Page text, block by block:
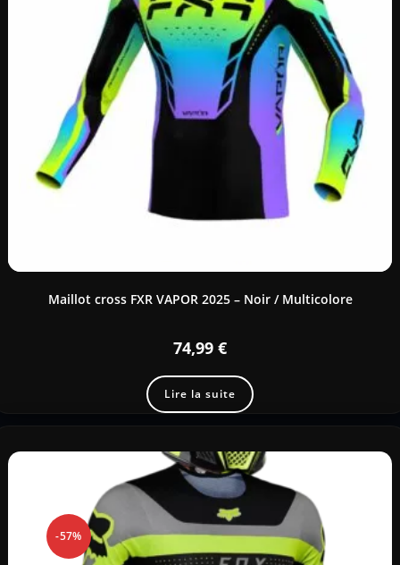
Maillot cross FXR VAPOR 2025 – Noir / Multicolore
74,99 €
Lire la suite
-57%